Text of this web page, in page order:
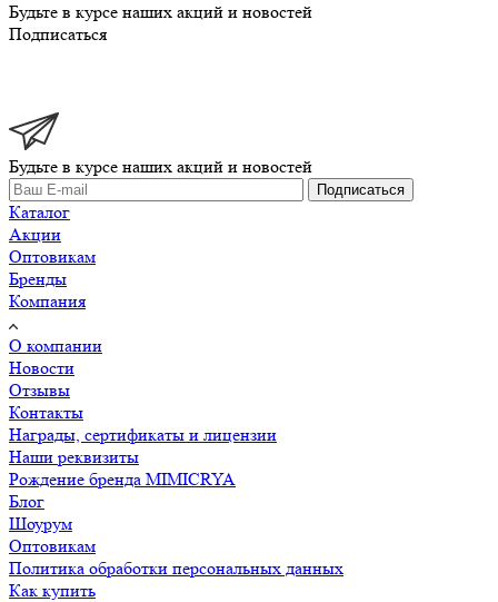
Будьте в курсе наших акций и новостей
Подписаться
Будьте в курсе наших акций и новостей
Подписаться
Каталог
Акции
Оптовикам
Бренды
Компания
О компании
Новости
Отзывы
Контакты
Награды, сертификаты и лицензии
Наши реквизиты
Рождение бренда MIMICRYA
Блог
Шоурум
Оптовикам
Политика обработки персональных данных
Как купить